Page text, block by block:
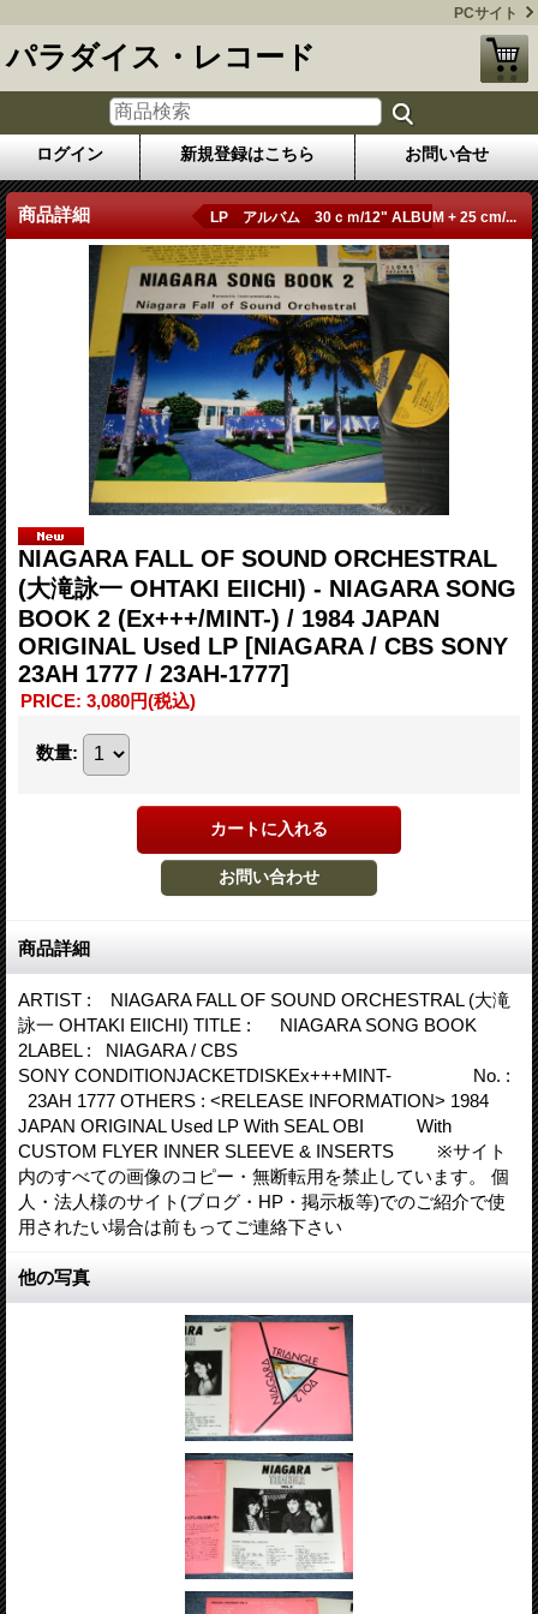
PCサイト
パラダイス・レコード
ログイン 新規登録はこちら お問い合せ
商品詳細 LP アルバム 30ｃｍ/12" ALBUM + 25 cm/...
NIAGARA FALL OF SOUND ORCHESTRAL
(大滝詠一 OHTAKI EIICHI) - NIAGARA SONG
BOOK 2 (Ex+++/MINT-) / 1984 JAPAN
ORIGINAL Used LP [NIAGARA / CBS SONY
23AH 1777 / 23AH-1777]
PRICE: 3,080円(税込)
数量:
商品詳細
ARTIST : NIAGARA FALL OF SOUND ORCHESTRAL (大滝
詠一 OHTAKI EIICHI) TITLE : NIAGARA SONG BOOK
2LABEL : NIAGARA / CBS
SONY CONDITIONJACKETDISKEx+++MINT- No. :
23AH 1777 OTHERS : <RELEASE INFORMATION> 1984
JAPAN ORIGINAL Used LP With SEAL OBI With
CUSTOM FLYER INNER SLEEVE & INSERTS ※サイト
内のすべての画像のコピー・無断転用を禁止しています。 個
人・法人様のサイト(ブログ・HP・掲示板等)でのご紹介で使
用されたい場合は前もってご連絡下さい
他の写真